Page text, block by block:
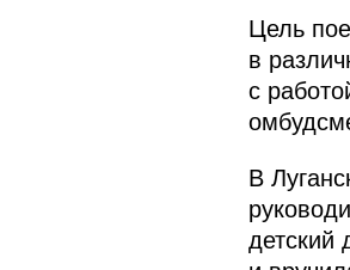
Цель
в
с
В
детский